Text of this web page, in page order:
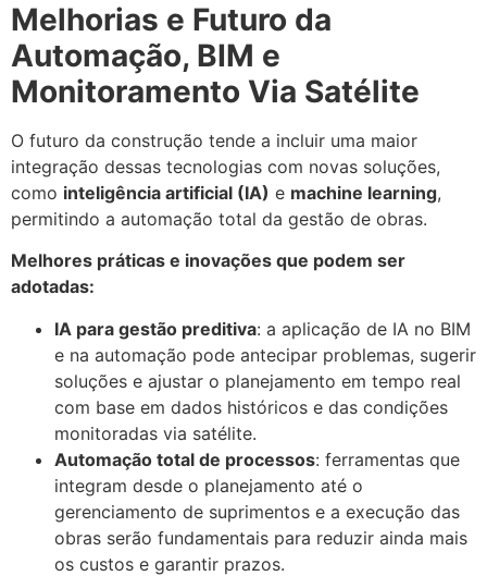
Melhorias e Futuro da
Automação, BIM e
Monitoramento Via Satélite
O futuro da construção tende a incluir uma maior
integração dessas tecnologias com novas soluções,
como inteligência artificial (IA) e machine learning,
permitindo a automação total da gestão de obras.
Melhores práticas e inovações que podem ser
adotadas:
IA para gestão preditiva: a aplicação de IA no BIM
e na automação pode antecipar problemas, sugerir
soluções e ajustar o planejamento em tempo real
com base em dados históricos e das condições
monitoradas via satélite.
Automação total de processos: ferramentas que
integram desde o planejamento até o
gerenciamento de suprimentos e a execução das
obras serão fundamentais para reduzir ainda mais
os custos e garantir prazos.